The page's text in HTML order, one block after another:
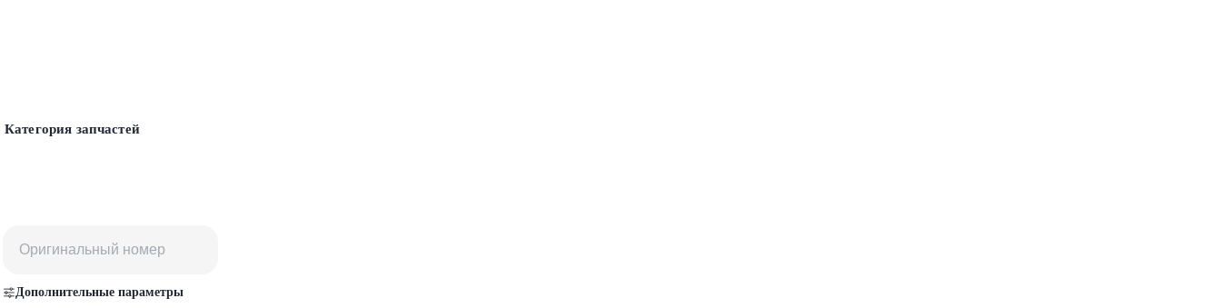
Категория запчастей
Дополнительные параметры